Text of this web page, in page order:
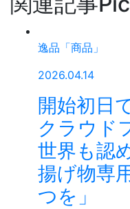
逸品「商品」
2026.04.14
開始初日
クラウ
世界も認
揚げ物専
つを」